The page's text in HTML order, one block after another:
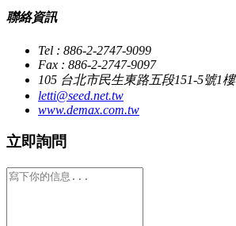
聯絡資訊
Tel : 886-2-2747-9099
Fax : 886-2-2747-9097
105 台北市民生東路五段151-5號1樓
letti@seed.net.tw
www.demax.com.tw
立即詢問